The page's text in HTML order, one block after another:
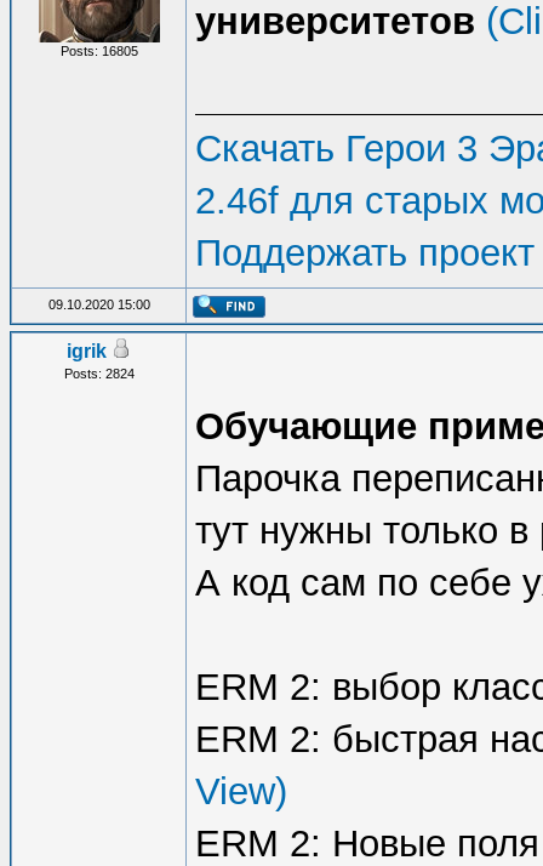
Posts: 16805
университетов
Скачать Герои 3
2.46f для старых
Поддержать проект
09.10.2020 15:00
igrik
Posts: 2824
Обучающие
Парочка
тут нужны только в
А код сам по себе
ERM 2: выбор
ERM 2: быстрая
View)
ERM 2: Новые